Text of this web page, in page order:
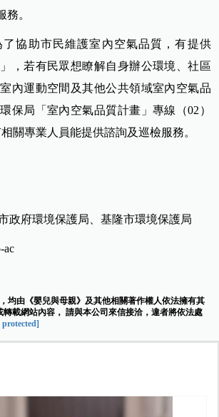
務。
協助市民維護室內空氣品質，有提供
」，若有民眾想瞭解自身辦公環境、社區
內運動空間及其他公共領域室內空氣品
保局「室內空氣品質計畫」專線（02）
關專業人員能提供諮詢及巡檢服務。
政府環境保護局、基隆市環境保護局
ac
均由《嬰兒與母親》及其他相關著作權人依法擁有其
轉載網站內容， 請與本公司來信接洽，違者將依法處
protected]